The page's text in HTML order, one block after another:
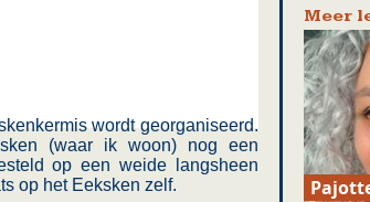
wordt georganiseerd.
(waar ik woon) nog een
op een weide langsheen
op het Eeksken zelf.
Meer